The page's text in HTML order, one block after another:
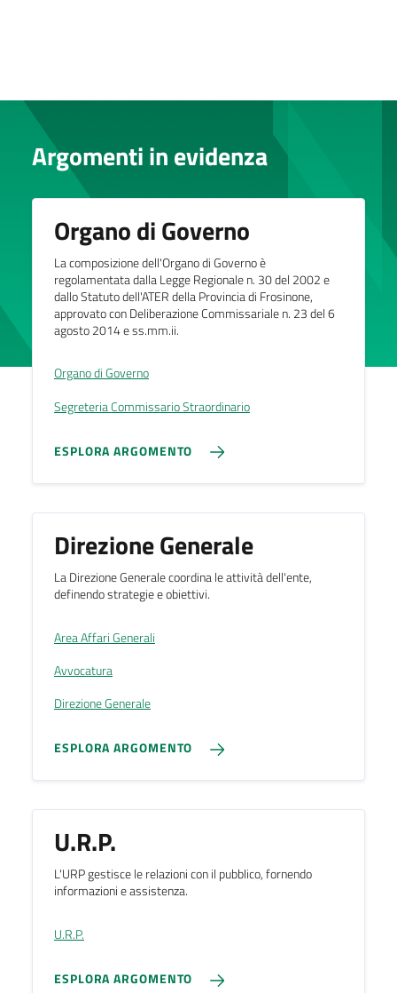
Argomenti in evidenza
Organo di Governo
La composizione dell'Organo di Governo è
regolamentata dalla Legge Regionale n. 30 del 2002 e
dallo Statuto dell'ATER della Provincia di Frosinone,
approvato con Deliberazione Commissariale n. 23 del 6
agosto 2014 e ss.mm.ii.
Organo di Governo
Segreteria Commissario Straordinario
ESPLORA ARGOMENTO
Direzione Generale
La Direzione Generale coordina le attività dell'ente,
definendo strategie e obiettivi.
Area Affari Generali
Avvocatura
Direzione Generale
ESPLORA ARGOMENTO
U.R.P.
L'URP gestisce le relazioni con il pubblico, fornendo
informazioni e assistenza.
U.R.P.
ESPLORA ARGOMENTO